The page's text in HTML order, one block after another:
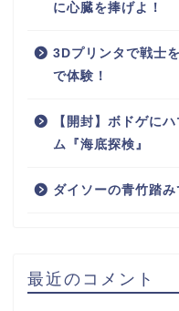
に心臓を捧げよ！
3Dプリンタで戦士
で体験！
【開封】ボドゲに
ム『海底探検』
ダイソーの青竹踏
最近のコメント